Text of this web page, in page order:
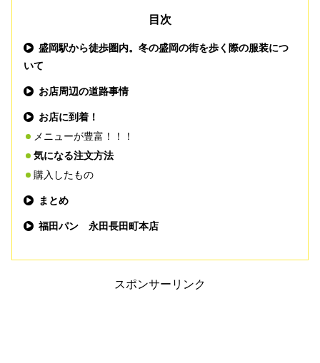
目次
盛岡駅から徒歩圏内。冬の盛岡の街を歩く際の服装につ
いて
お店周辺の道路事情
お店に到着！
メニューが豊富！！！
気になる注文方法
購入したもの
まとめ
福田パン 永田長田町本店
スポンサーリンク